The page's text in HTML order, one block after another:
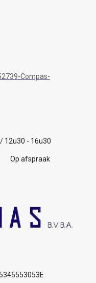
Compas-
12u30 - 16u30
Op afspraak